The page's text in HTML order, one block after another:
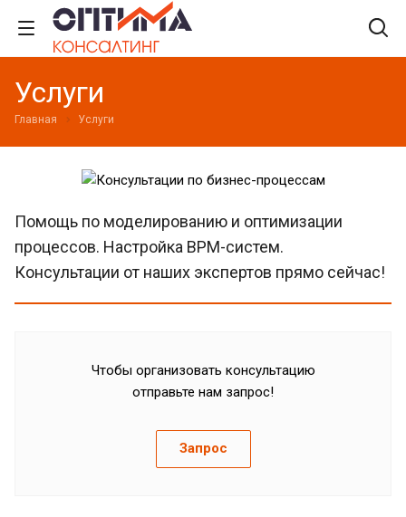
Услуги
Главная Услуги
Помощь по моделированию и оптимизации
процессов. Настройка BPM-систем.
Консультации от наших экспертов прямо сейчас!
Чтобы организовать консультацию
отправьте нам запрос!
Запрос